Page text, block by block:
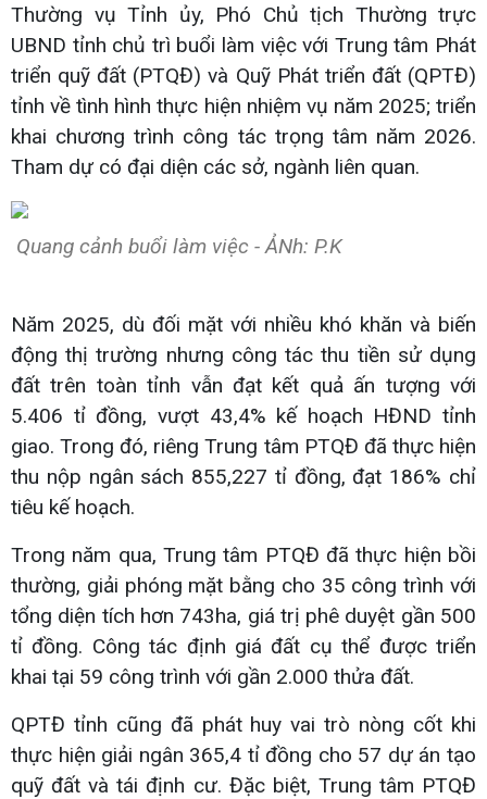
Thường vụ Tỉnh ủy, Phó Chủ tịch Thường trực
UBND tỉnh chủ trì buổi làm việc với Trung tâm Phát
triển quỹ đất (PTQĐ) và Quỹ Phát triển đất (QPTĐ)
tỉnh về tình hình thực hiện nhiệm vụ năm 2025; triển
khai chương trình công tác trọng tâm năm 2026.
Tham dự có đại diện các sở, ngành liên quan.
Quang cảnh buổi làm việc - ẢNh: P.K
Năm 2025, dù đối mặt với nhiều khó khăn và biến
động thị trường nhưng công tác thu tiền sử dụng
đất trên toàn tỉnh vẫn đạt kết quả ấn tượng với
5.406 tỉ đồng, vượt 43,4% kế hoạch HĐND tỉnh
giao. Trong đó, riêng Trung tâm PTQĐ đã thực hiện
thu nộp ngân sách 855,227 tỉ đồng, đạt 186% chỉ
tiêu kế hoạch.
Trong năm qua, Trung tâm PTQĐ đã thực hiện bồi
thường, giải phóng mặt bằng cho 35 công trình với
tổng diện tích hơn 743ha, giá trị phê duyệt gần 500
tỉ đồng. Công tác định giá đất cụ thể được triển
khai tại 59 công trình với gần 2.000 thửa đất.
QPTĐ tỉnh cũng đã phát huy vai trò nòng cốt khi
thực hiện giải ngân 365,4 tỉ đồng cho 57 dự án tạo
quỹ đất và tái định cư. Đặc biệt, Trung tâm PTQĐ